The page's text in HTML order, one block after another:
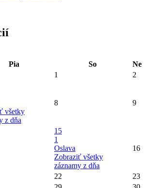
Pia So
Ne
1 2
všetky
z dňa
8 9
15
1
Oslava
Zobraziť všetky
záznamy z dňa
16
22
23